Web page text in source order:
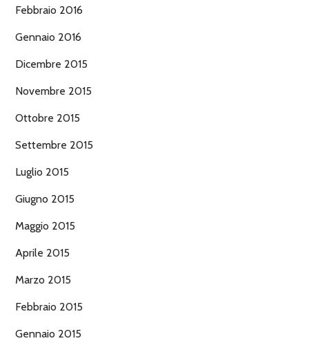
Febbraio 2016
Gennaio 2016
Dicembre 2015
Novembre 2015
Ottobre 2015
Settembre 2015
Luglio 2015
Giugno 2015
Maggio 2015
Aprile 2015
Marzo 2015
Febbraio 2015
Gennaio 2015